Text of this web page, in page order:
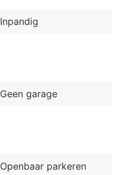
Inpandig
Geen garage
Openbaar parkeren